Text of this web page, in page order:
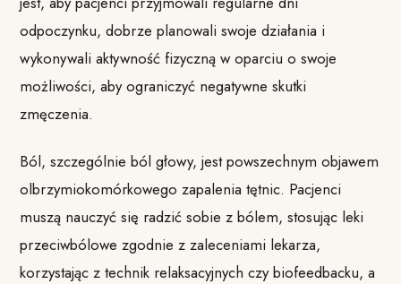
odpoczynku, dobrze planowali swoje działania i
wykonywali aktywność fizyczną w oparciu o swoje
możliwości, aby ograniczyć negatywne skutki
zmęczenia.
Ból, szczególnie ból głowy, jest powszechnym objawem
olbrzymiokomórkowego zapalenia tętnic. Pacjenci
muszą nauczyć się radzić sobie z bólem, stosując leki
przeciwbólowe zgodnie z zaleceniami lekarza,
korzystając z technik relaksacyjnych czy biofeedbacku, a